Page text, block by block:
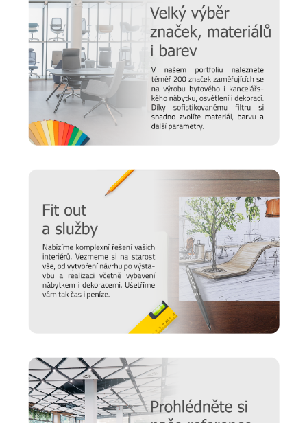
péče o nábytek
Nový časopis o designu
Hledáte inspiraci do nového domova a potřebujete poradit,
jak vybrat židli, stůl, postel nebo třeba matraci? Nebo vás
zajímají trendy v bydlení a chcete mít vždy ty nejčerstvější
informace. Pak sledujte náš online